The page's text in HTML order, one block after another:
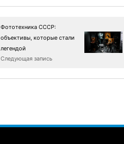
Фототехника СССР:
объективы, которые стали
легендой
Следующая запись